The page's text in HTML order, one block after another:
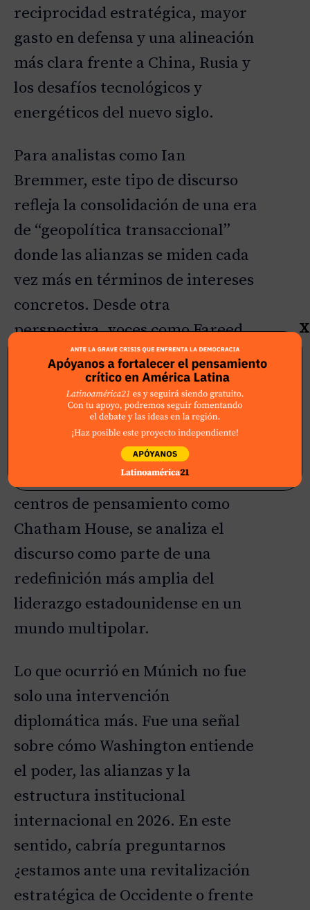
reciprocidad estratégica, mayor
gasto en defensa y una alineación
más clara frente a China, Rusia y
los desafíos tecnológicos y
energéticos del nuevo siglo.
Para analistas como Ian
Bremmer, este tipo de discurso
refleja la consolidación de una era
de “geopolítica transaccional”
donde las alianzas se miden cada
vez más en términos de intereses
concretos. Desde otra
perspectiva, voces como Fareed
Zakaria advierten que la
narrativa identitaria y
civilizatoria puede reforzar la
cohesión interna, pero también
tensionar el delicado equilibrio
de la alianza atlántica. Y en
centros de pensamiento como
Chatham House, se analiza el
discurso como parte de una
redefinición más amplia del
liderazgo estadounidense en un
mundo multipolar.
Lo que ocurrió en Múnich no fue
solo una intervención
diplomática más. Fue una señal
sobre cómo Washington entiende
el poder, las alianzas y la
estructura institucional
internacional en 2026. En este
sentido, cabría preguntarnos
¿estamos ante una revitalización
estratégica de Occidente o frente
X